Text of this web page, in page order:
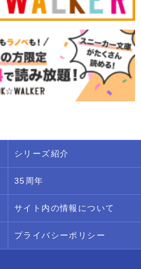
シリーズ紹介
35周年
サイト内の情報について
プライバシーポリシー